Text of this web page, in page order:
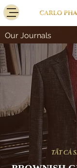
Our Journals
TẤT CẢ